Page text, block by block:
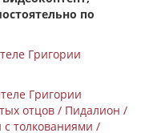
по
Григории
Григории
отцов / Пидалион /
толкованиями /